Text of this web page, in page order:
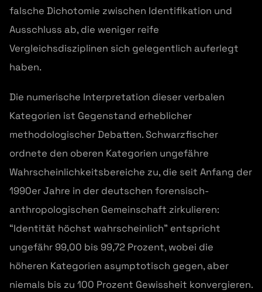
falsche Dichotomie zwischen Identifikation und
Ausschluss ab, die weniger reife
Vergleichsdisziplinen sich gelegentlich auferlegt
haben.
Die numerische Interpretation dieser verbalen
Kategorien ist Gegenstand erheblicher
methodologischer Debatten. Schwarzfischer
ordnete den oberen Kategorien ungefähre
Wahrscheinlichkeitsbereiche zu, die seit Anfang der
1990er Jahre in der deutschen forensisch-
anthropologischen Gemeinschaft zirkulieren:
“Identität höchst wahrscheinlich” entspricht
ungefähr 99,00 bis 99,72 Prozent, wobei die
höheren Kategorien asymptotisch gegen, aber
niemals bis zu 100 Prozent Gewissheit konvergieren.